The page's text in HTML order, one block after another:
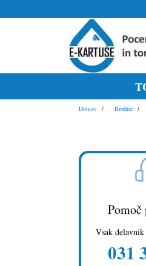
na
Domov Brother
Pomoč
Vsak
031